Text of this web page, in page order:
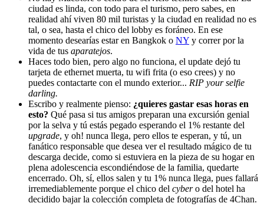
ciudad es linda, con todo para el turismo, pero sabes, en
realidad ahí viven 80 mil turistas y la ciudad en realidad no es
tal, o sea, hasta el chico del lobby es foráneo. En ese
momento desearías estar en Bangkok o NY y correr por la
vida de tus aparatejos.
Haces todo bien, pero algo no funciona, el update dejó tu
tarjeta de ethernet muerta, tu wifi frita (o eso crees) y no
puedes contactarte con el mundo exterior... RIP your selfie
darling.
Escribo y realmente pienso: ¿quieres gastar esas horas en
esto? Qué pasa si tus amigos preparan una excursión genial
por la selva y tú estás pegado esperando el 1% restante del
upgrade, y oh! nunca llega, pero ellos te esperan, y tú, un
fanático responsable que desea ver el resultado mágico de tu
descarga decide, como si estuviera en la pieza de su hogar en
plena adolescencia escondiéndose de la familia, quedarte
encerrado. Oh, sí, ellos salen y tu 1% nunca llega, pues fallará
irremediablemente porque el chico del cybero del hotel ha
decidido bajar la colección completa de fotografías de 4Chan.